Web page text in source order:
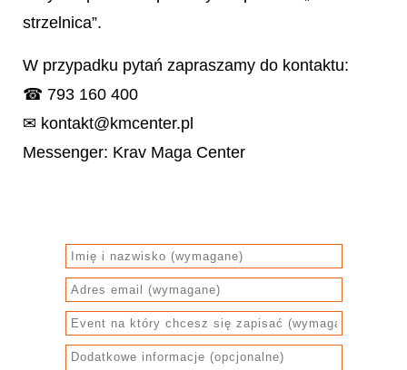
strzelnica”.
W przypadku pytań zapraszamy do kontaktu:
☎ 793 160 400
✉ kontakt@kmcenter.pl
Messenger: Krav Maga Center